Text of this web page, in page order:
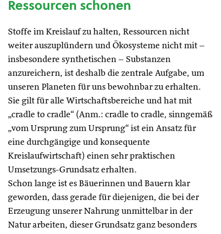
Ressourcen schonen
Stoffe im Kreislauf zu halten, Ressourcen nicht
weiter auszuplündern und Ökosysteme nicht mit –
insbesondere synthetischen – Substanzen
anzureichern, ist deshalb die zentrale Aufgabe, um
unseren Planeten für uns bewohnbar zu erhalten.
Sie gilt für alle Wirtschaftsbereiche und hat mit
„cradle to cradle“ (Anm.: cradle to cradle, sinngemäß
„vom Ursprung zum Ursprung“ ist ein Ansatz für
eine durchgängige und konsequente
Kreislaufwirtschaft) einen sehr praktischen
Umsetzungs-Grundsatz erhalten.
Schon lange ist es Bäuerinnen und Bauern klar
geworden, dass gerade für diejenigen, die bei der
Erzeugung unserer Nahrung unmittelbar in der
Natur arbeiten, dieser Grundsatz ganz besonders